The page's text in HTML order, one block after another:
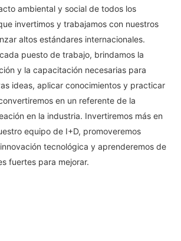
ambiental y social de todos los
invertimos y trabajamos con nuestros
altos estándares internacionales.
puesto de trabajo, brindamos la
y la capacitación necesarias para
ideas, aplicar conocimientos y practicar
en un referente de la
en la industria. Invertiremos más en
equipo de I+D, promoveremos
tecnológica y aprenderemos de
fuertes para mejorar.